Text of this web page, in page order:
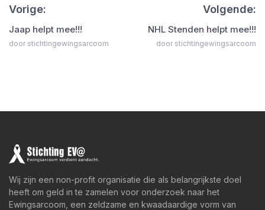
Vorige:
Jaap helpt mee!!!
door stichtingewingsarcoom
Volgende:
NHL Stenden helpt mee!!!
door stichtingewingsarcoom
Wij zijn een non-profit organisatie die als belangrijkste doel
heeft om geld in te zamelen voor onderzoek naar het
Ewingsarcoom, een zeldzame en kwaadaardige vorm van